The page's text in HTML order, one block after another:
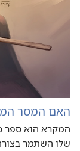
האם המסר
המקרא הוא ספר
שלו השתמר